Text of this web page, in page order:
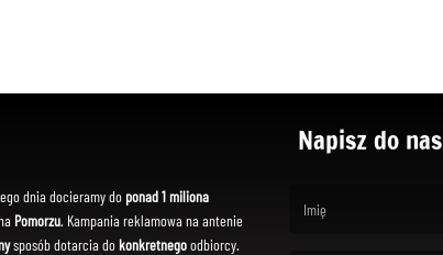
dnia docieramy do ponad 1 miliona
Pomorzu. Kampania reklamowa na antenie
sposób dotarcia dokonkretnegoodbiorcy.
Napisz do nas